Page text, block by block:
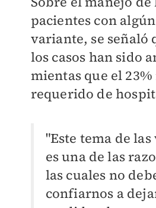
pacientes con
variante, se señaló
los casos han sido
mientas que el
requerido de
"Este tema de
es una de las
las cuales no
confiarnos a